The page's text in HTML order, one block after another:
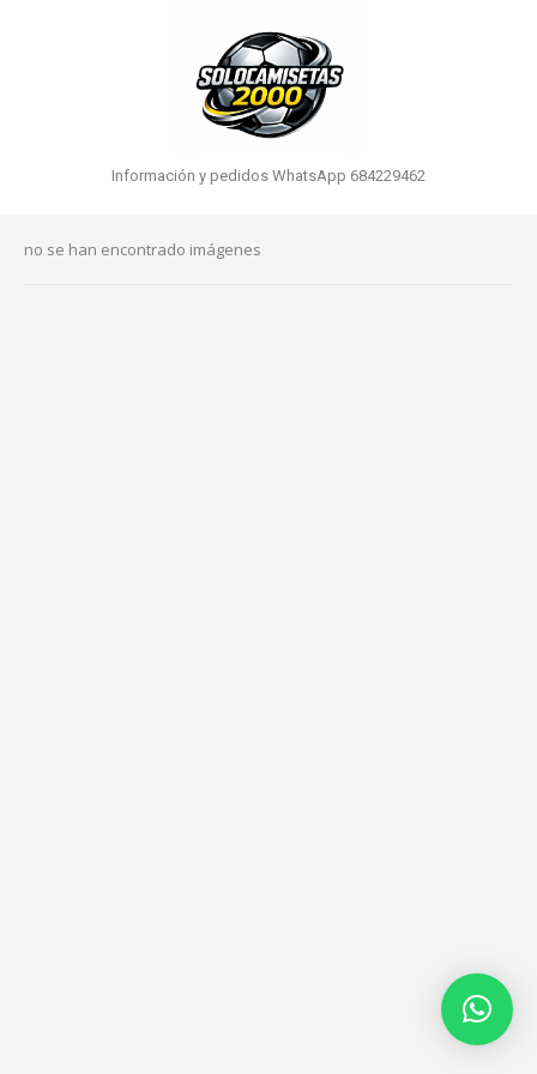
Información y pedidos WhatsApp 684229462
no se han encontrado imágenes